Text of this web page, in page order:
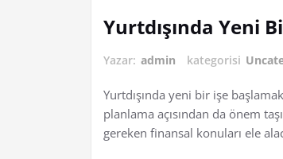
Yurtdışında Yeni
Yazar: admin kategorisi
Yurtdışında yeni bir işe
planlama açısından da önem
gereken finansal konuları ele